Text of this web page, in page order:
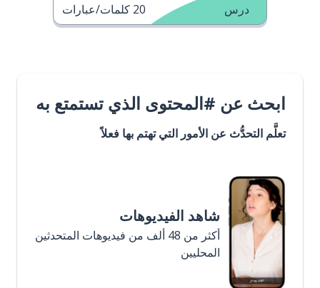
درس 20 كلمات/عبارات
ابحث عن #المحتوى الذي تستمتع به
تعلَّم التحدُّث عن الأمور التي تهتم بها فعلاً
شاهد الفيديوهات
أكثر من 48 ألف من فيديوهات المتحدثين
المحليين